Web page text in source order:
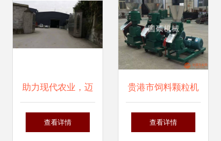
助力现代农业，迈
向丰收未来——[公
查看详情
贵港市饲料颗粒机
厂家直销 家禽饲料
查看详情